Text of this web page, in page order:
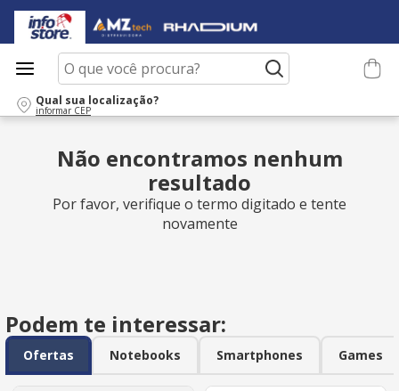
O que você procura?
Qual sua localização?
informar CEP
Não encontramos nenhum
resultado
Por favor, verifique o termo digitado e tente
novamente
Podem te interessar:
Ofertas Notebooks Smartphones Games